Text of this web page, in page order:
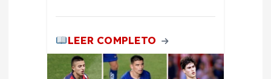
LEER COMPLETO